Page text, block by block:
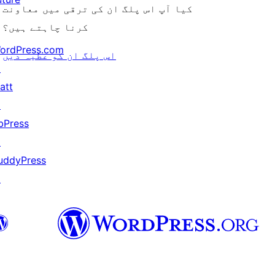
کیا آپ اس پلگ ان کی ترقی میں معاونت
کرنا چاہتے ہیں؟
اس پلگ ان کو عطیہ دیں